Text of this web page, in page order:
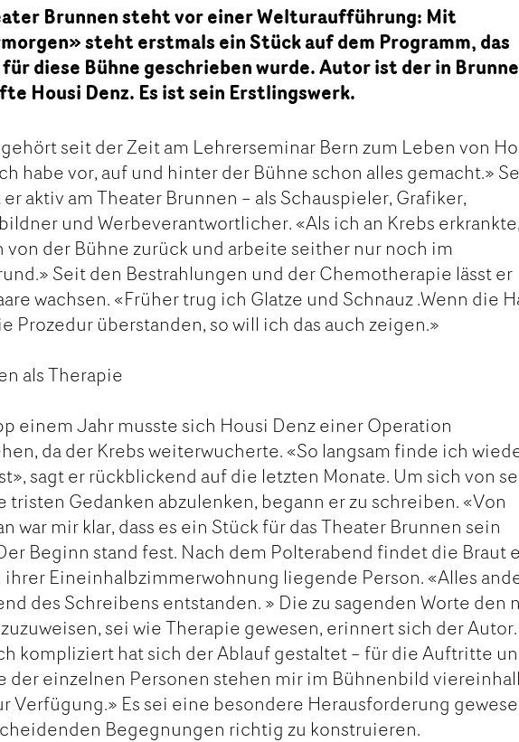
Brunnen steht vor einer Welturaufführung: Mit
steht erstmals ein Stück auf dem Programm, das
diese Bühne geschrieben wurde. Autor ist der in
Housi Denz. Es ist sein Erstlingswerk.
seit der Zeit am Lehrerseminar Bern zum Leben von
habe vor, auf und hinter der Bühne schon alles gemacht.»
aktiv am Theater Brunnen – als Schauspieler, Grafiker,
und Werbeverantwortlicher. «Als ich an Krebs
von der Bühne zurück und arbeite seither nur noch im
Seit den Bestrahlungen und der Chemotherapie lässt er
wachsen. «Früher trug ich Glatze und Schnauz .Wenn die
Prozedur überstanden, so will ich das auch zeigen.»
als Therapie
einem Jahr musste sich Housi Denz einer Operation
da der Krebs weiterwucherte. «So langsam finde ich
sagt er rückblickend auf die letzten Monate. Um sich von
tristen Gedanken abzulenken, begann er zu schreiben. «Von
war mir klar, dass es ein Stück für das Theater Brunnen sein
Beginn stand fest. Nach dem Polterabend findet die Braut
ihrer Eineinhalbzimmerwohnung liegende Person. «Alles
des Schreibens entstanden. » Die zu sagenden Worte den
sei wie Therapie gewesen, erinnert sich der Autor.
kompliziert hat sich der Ablauf gestaltet – für die Auftritte
der einzelnen Personen stehen mir im Bühnenbild
Verfügung.» Es sei eine besondere Herausforderung
Begegnungen richtig zu konstruieren.